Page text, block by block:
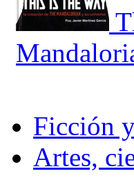
Ficción
Artes,